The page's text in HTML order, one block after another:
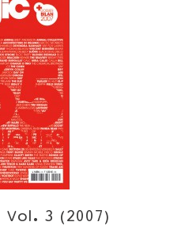
Vol. 3 (2007)